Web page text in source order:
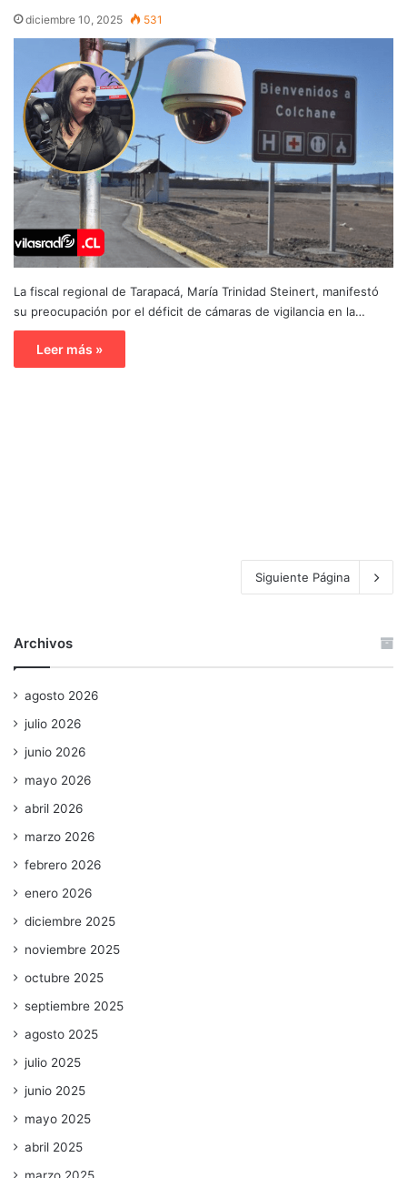
diciembre 10, 2025 531
La fiscal regional de Tarapacá, María Trinidad Steinert, manifestó
su preocupación por el déficit de cámaras de vigilancia en la…
Leer más »
Siguiente Página
Archivos
agosto 2026
julio 2026
junio 2026
mayo 2026
abril 2026
marzo 2026
febrero 2026
enero 2026
diciembre 2025
noviembre 2025
octubre 2025
septiembre 2025
agosto 2025
julio 2025
junio 2025
mayo 2025
abril 2025